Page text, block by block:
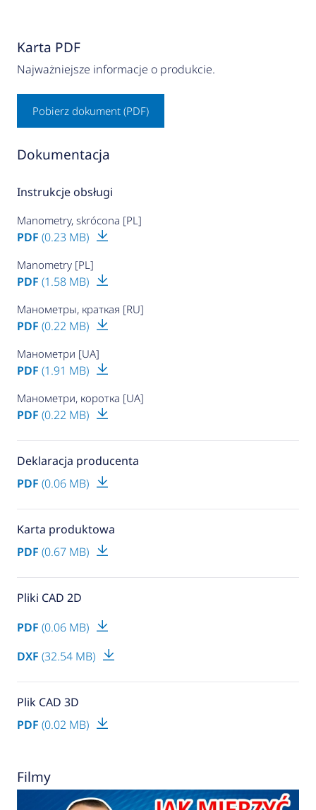
Karta PDF
Najważniejsze informacje o produkcie.
Pobierz dokument (PDF)
Dokumentacja
Instrukcje obsługi
Manometry, skrócona [PL]
PDF (0.23 MB)
Manometry [PL]
PDF (1.58 MB)
Манометры, краткая [RU]
PDF (0.22 MB)
Манометри [UA]
PDF (1.91 MB)
Манометри, коротка [UA]
PDF (0.22 MB)
Deklaracja producenta
PDF (0.06 MB)
Karta produktowa
PDF (0.67 MB)
Pliki CAD 2D
PDF (0.06 MB)
DXF (32.54 MB)
Plik CAD 3D
PDF (0.02 MB)
Filmy